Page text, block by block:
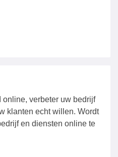
verbeter uw bedrijf
klanten echt willen. Wordt
en diensten online te